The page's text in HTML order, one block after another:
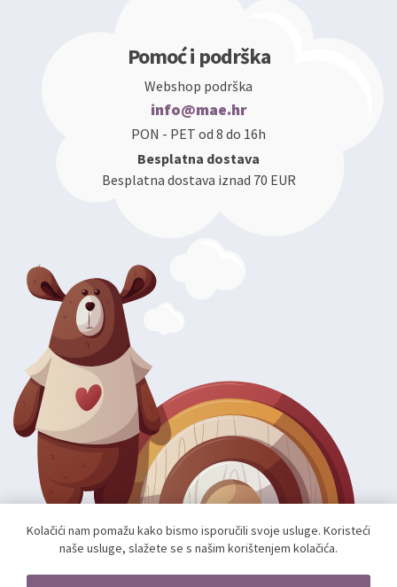
Pomoć i podrška
Webshop podrška
info@mae.hr
PON - PET od 8 do 16h
Besplatna dostava
Besplatna dostava iznad 70 EUR
Kolačići nam pomažu kako bismo isporučili svoje usluge. Koristeći
naše usluge, slažete se s našim korištenjem kolačića.